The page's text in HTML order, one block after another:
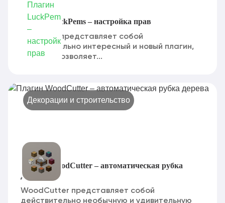
Плагин LuckPems – настройка прав
LuckPems представляет собой
действительно интересный и новый плагин,
который позволяет...
Декорации и строительство
Плагин WoodCutter – автоматическая рубка
дерева
WoodCutter представляет собой
действительно необычную и удивительную